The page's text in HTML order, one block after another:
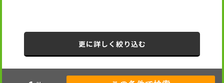
更に詳しく絞り込む